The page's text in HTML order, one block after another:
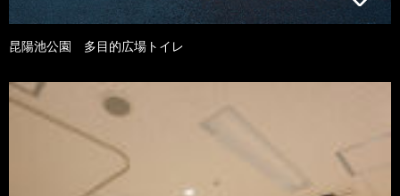
昆陽池公園 多目的広場トイレ